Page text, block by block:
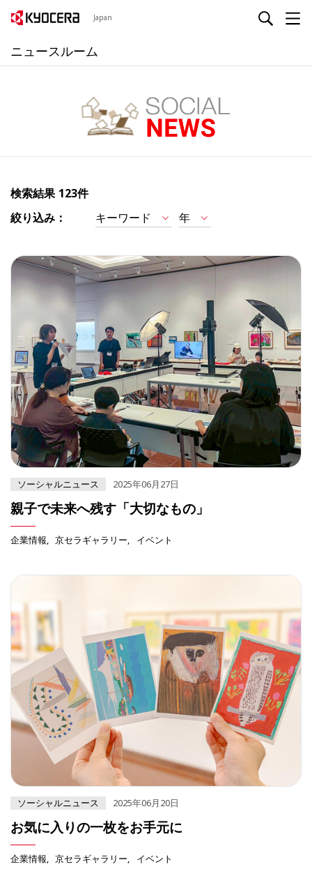
Japan
ニュースルーム
検索結果 123件
絞り込み：
キーワード 年
ソーシャルニュース 2025年06月27日
親子で未来へ残す「大切なもの」
企業情報 京セラギャラリー イベント
ソーシャルニュース 2025年06月20日
お気に入りの一枚をお手元に
企業情報 京セラギャラリー イベント